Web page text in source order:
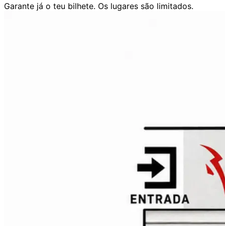
Garante já o teu bilhete. Os lugares são limitados.